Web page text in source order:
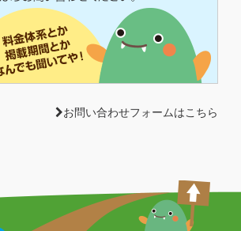
お問い合わせフォームはこちら